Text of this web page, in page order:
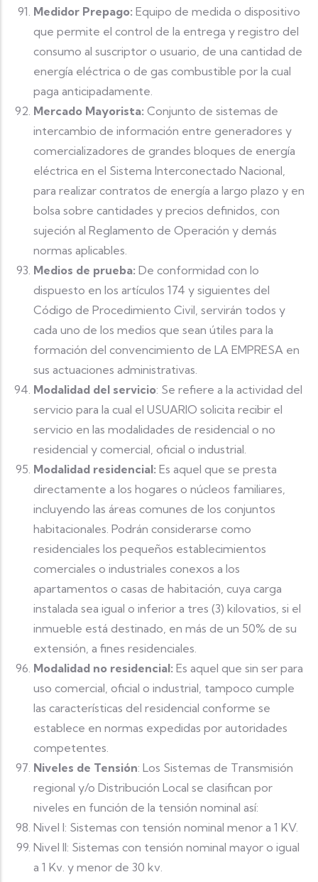
Medidor Prepago: Equipo de medida o dispositivo
que permite el control de la entrega y registro del
consumo al suscriptor o usuario, de una cantidad de
energía eléctrica o de gas combustible por la cual
paga anticipadamente.
Mercado Mayorista: Conjunto de sistemas de
intercambio de información entre generadores y
comercializadores de grandes bloques de energía
eléctrica en el Sistema Interconectado Nacional,
para realizar contratos de energía a largo plazo y en
bolsa sobre cantidades y precios definidos, con
sujeción al Reglamento de Operación y demás
normas aplicables.
Medios de prueba: De conformidad con lo
dispuesto en los artículos 174 y siguientes del
Código de Procedimiento Civil, servirán todos y
cada uno de los medios que sean útiles para la
formación del convencimiento de LA EMPRESA en
sus actuaciones administrativas.
Modalidad del servicio: Se refiere a la actividad del
servicio para la cual el USUARIO solicita recibir el
servicio en las modalidades de residencial o no
residencial y comercial, oficial o industrial.
Modalidad residencial: Es aquel que se presta
directamente a los hogares o núcleos familiares,
incluyendo las áreas comunes de los conjuntos
habitacionales. Podrán considerarse como
residenciales los pequeños establecimientos
comerciales o industriales conexos a los
apartamentos o casas de habitación, cuya carga
instalada sea igual o inferior a tres (3) kilovatios, si el
inmueble está destinado, en más de un 50% de su
extensión, a fines residenciales.
Modalidad no residencial: Es aquel que sin ser para
uso comercial, oficial o industrial, tampoco cumple
las características del residencial conforme se
establece en normas expedidas por autoridades
competentes.
Niveles de Tensión: Los Sistemas de Transmisión
regional y/o Distribución Local se clasifican por
niveles en función de la tensión nominal así:
Nivel I: Sistemas con tensión nominal menor a 1 KV.
Nivel II: Sistemas con tensión nominal mayor o igual
a 1 Kv. y menor de 30 kv.